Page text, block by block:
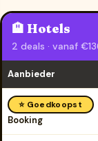
🏨 Hotels
2 deals · vanaf
Aanbieder
⭐ Goedkoopst
Booking